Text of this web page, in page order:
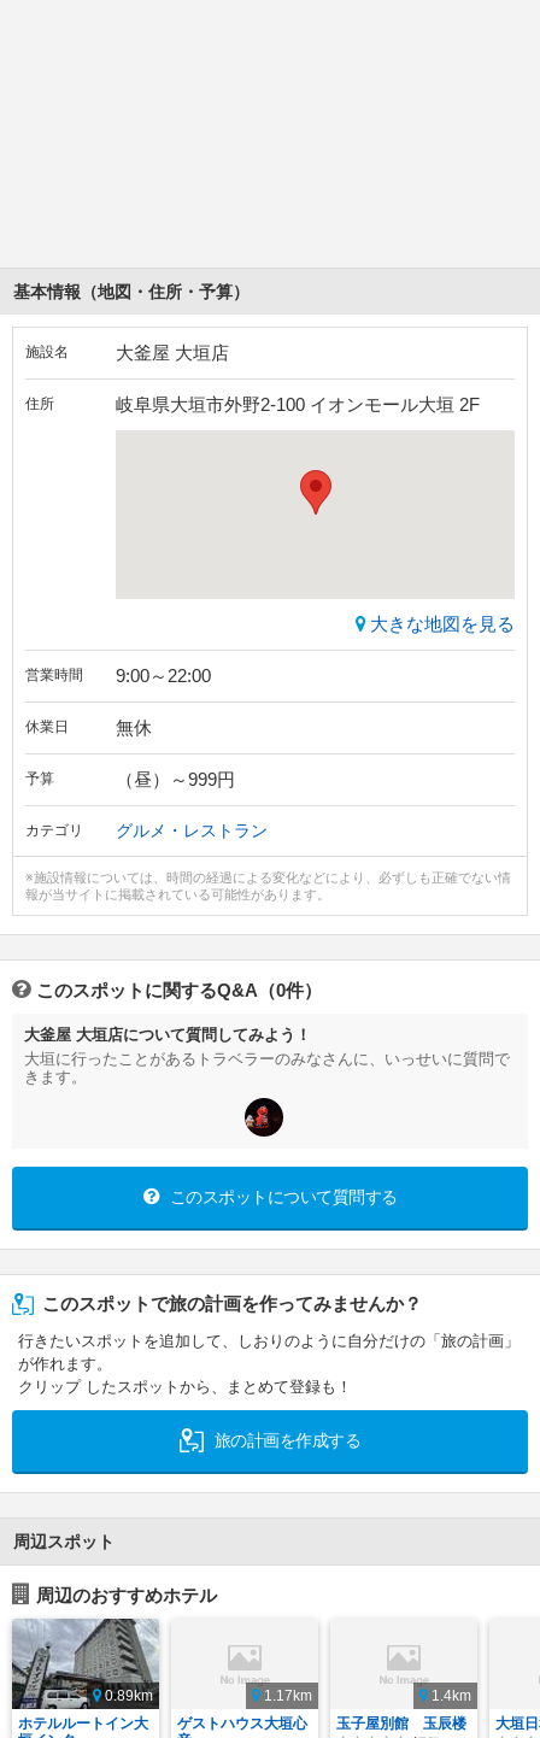
基本情報（地図・住所・予算）
施設名 大釜屋 大垣店
住所 岐阜県大垣市外野2-100 イオンモール大垣 2F
大きな地図を見る
営業時間 9:00～22:00
休業日 無休
予算 （昼）～999円
カテゴリ グルメ・レストラン
※施設情報については、時間の経過による変化などにより、必ずしも正確でない情
報が当サイトに掲載されている可能性があります。
このスポットに関するQ&A（0件）
大釜屋 大垣店について質問してみよう！
大垣に行ったことがあるトラベラーのみなさんに、いっせいに質問で
きます。
このスポットについて質問する
このスポットで旅の計画を作ってみませんか？
行きたいスポットを追加して、しおりのように自分だけの「旅の計画」
が作れます。
クリップ したスポットから、まとめて登録も！
旅の計画を作成する
周辺スポット
周辺のおすすめホテル
0.89km
ホテルルートイン大
1.17km
ゲストハウス大垣心
1.4km
玉子屋別館 玉辰楼
大垣